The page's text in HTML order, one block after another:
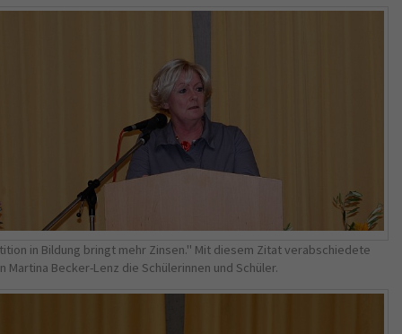
in Bildung bringt mehr Zinsen." Mit diesem Zitat verabschiedete
Martina Becker-Lenz die Schülerinnen und Schüler.
how visitors use a website and helps in
the number visitors, the source where they
have come from, and the pages viisted in an
anonymous form.